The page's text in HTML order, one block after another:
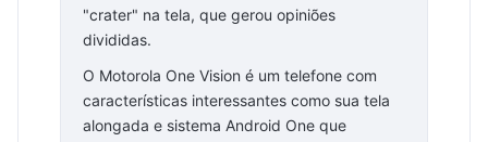
"crater" na tela, que gerou opiniões
divididas.
O Motorola One Vision é um telefone com
características interessantes como sua tela
alongada e sistema Android One que